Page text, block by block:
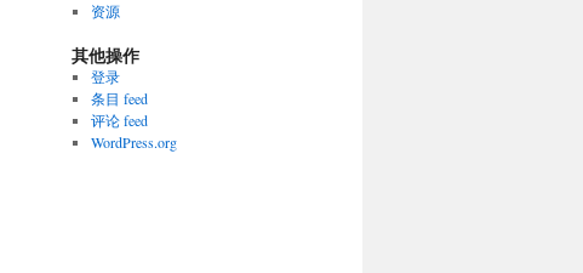
资源
其他操作
登录
条目 feed
评论 feed
WordPress.org